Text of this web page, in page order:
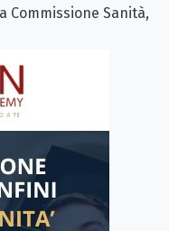
Commissione Sanità,